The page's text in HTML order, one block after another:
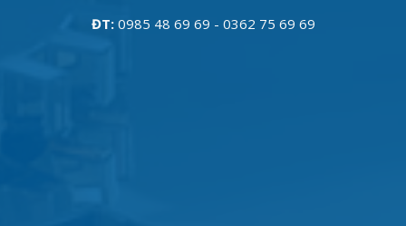
ĐT:0985 48 69 69 - 0362 75 69 69